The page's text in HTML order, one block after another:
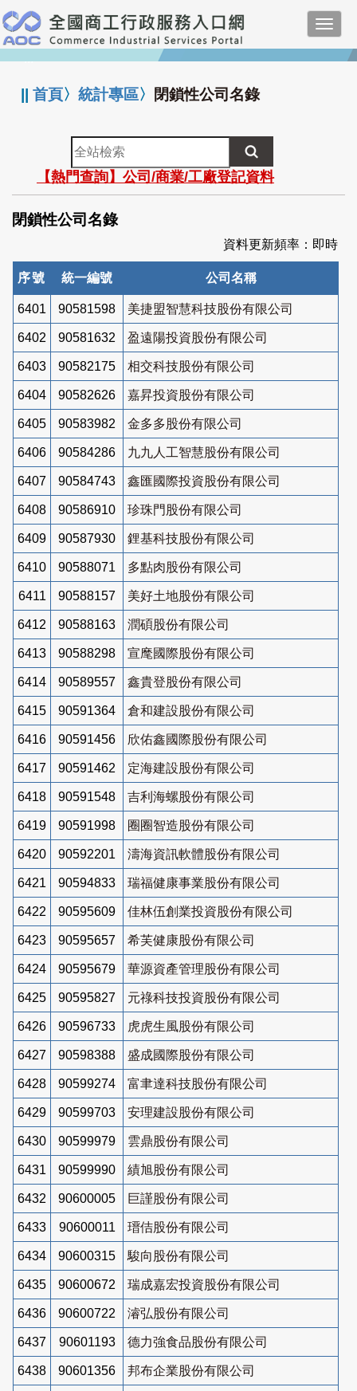
跳
到
主
要
:::
||首頁〉統計專區〉 閉鎖性公司名錄
全
站
檢
索
【熱門查詢】公司/商業/工廠登記資料
閉鎖性公司名錄
資料更新頻率：即時
序號 統一編號 公司名稱
6401 90581598 美捷盟智慧科技股份有限公司
6402 90581632 盈遠陽投資股份有限公司
6403 90582175 相交科技股份有限公司
6404 90582626 嘉昇投資股份有限公司
6405 90583982 金多多股份有限公司
6406 90584286 九九人工智慧股份有限公司
6407 90584743 鑫匯國際投資股份有限公司
6408 90586910 珍珠門股份有限公司
6409 90587930 鋰基科技股份有限公司
6410 90588071 多點肉股份有限公司
6411 90588157 美好土地股份有限公司
6412 90588163 潤碩股份有限公司
6413 90588298 宣麾國際股份有限公司
6414 90589557 鑫貴登股份有限公司
6415 90591364 倉和建設股份有限公司
6416 90591456 欣佑鑫國際股份有限公司
6417 90591462 定海建設股份有限公司
6418 90591548 吉利海螺股份有限公司
6419 90591998 圈圈智造股份有限公司
6420 90592201 濤海資訊軟體股份有限公司
6421 90594833 瑞福健康事業股份有限公司
6422 90595609 佳林伍創業投資股份有限公司
6423 90595657 希芙健康股份有限公司
6424 90595679 華源資產管理股份有限公司
6425 90595827 元祿科技投資股份有限公司
6426 90596733 虎虎生風股份有限公司
6427 90598388 盛成國際股份有限公司
6428 90599274 富聿達科技股份有限公司
6429 90599703 安理建設股份有限公司
6430 90599979 雲鼎股份有限公司
6431 90599990 績旭股份有限公司
6432 90600005 巨謹股份有限公司
6433 90600011 瑨佶股份有限公司
6434 90600315 駿向股份有限公司
6435 90600672 瑞成嘉宏投資股份有限公司
6436 90600722 濬弘股份有限公司
6437 90601193 德力強食品股份有限公司
6438 90601356 邦布企業股份有限公司